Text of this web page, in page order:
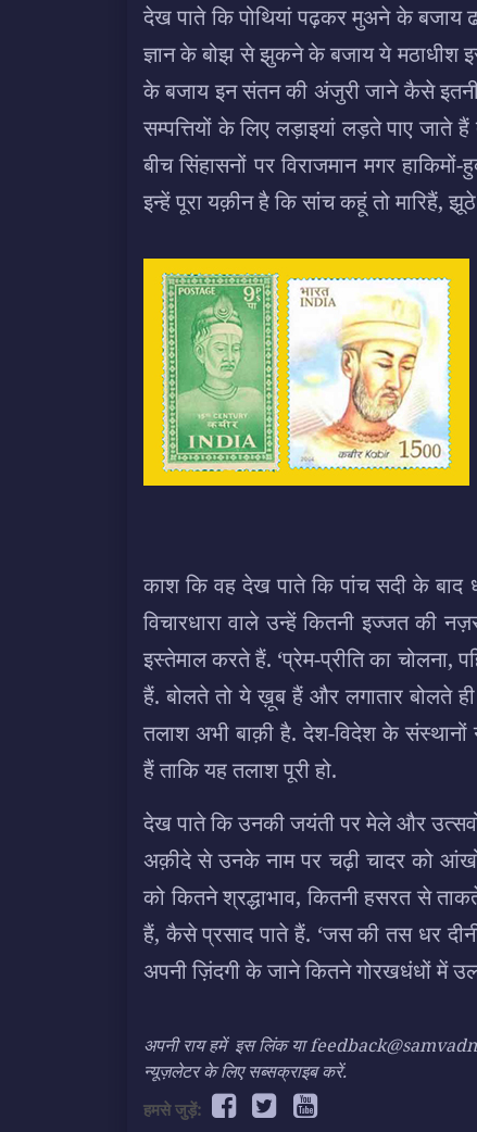
देख पाते कि पोथियां पढ़कर मुअने के बजाय
ज्ञान के बोझ से झुकने के बजाय ये मठाधीश
के बजाय इन संतन की अंजुरी जाने कैसे
सम्पत्तियों के लिए लड़ाइयां लड़ते पाए
बीच सिंहासनों पर विराजमान मगर
इन्हें पूरा यक़ीन है कि सांच कहूं तो मारिहैं,
काश कि वह देख पाते कि पांच सदी के बाद
विचारधारा वाले उन्हें कितनी इज्जत
इस्तेमाल करते हैं. ‘प्रेम-प्रीति का चोलना,
हैं. बोलते तो ये ख़ूब हैं और लगातार बोलते
तलाश अभी बाक़ी है. देश-विदेश के
हैं ताकि यह तलाश पूरी हो.
देख पाते कि उनकी जयंती पर मेले और
अक़ीदे से उनके नाम पर चढ़ी चादर को
को कितने श्रद्धाभाव, कितनी हसरत से
हैं, कैसे प्रसाद पाते हैं. ‘जस की तस धर
अपनी ज़िंदगी के जाने कितने गोरखधंधों में
अपनी राय हमें इस लिंकया
न्यूज़लेटर के लिए सब्सक्राइब करें.
हमसे जुड़ें: